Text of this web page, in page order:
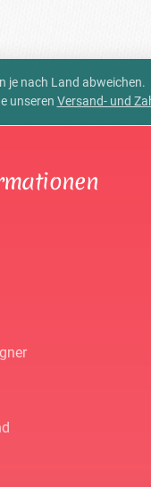
je nach Land abweichen.
unseren Versand- und